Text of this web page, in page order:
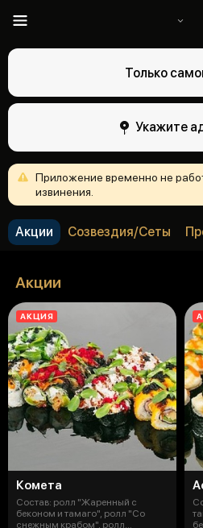
Только
Укажите
Приложение временно не
извинения.
Акции Созвездия/Сеты
Акции
АКЦИЯ
Комета
Состав: ролл "Жаренный с
беконом и тамаго", ролл "Со
снежным крабом", ролл